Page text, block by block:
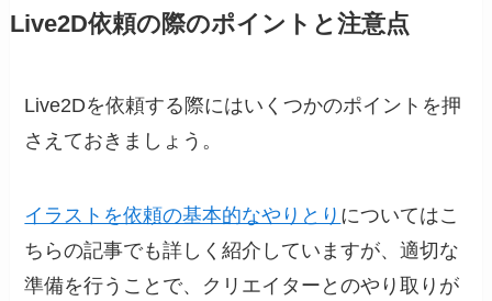
Live2D依頼の際のポイントと注意点
Live2Dを依頼する際にはいくつかのポイントを押
さえておきましょう。
イラストを依頼の基本的なやりとり についてはこ
ちらの記事でも詳しく紹介していますが、適切な
準備を行うことで、クリエイターとのやり取りが